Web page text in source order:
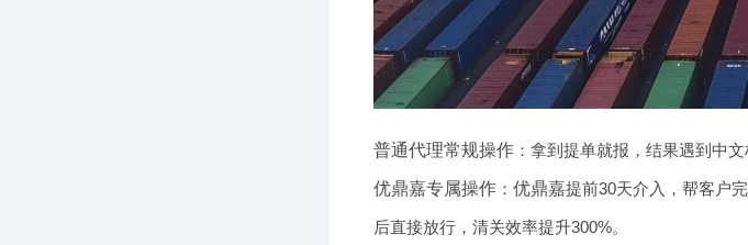
普通代理常规操作 ：拿到提单就报，结果遇到中
优鼎嘉专属操作 ：优鼎嘉提前30天介入，帮客户
后直接放行，清关效率提升300%。